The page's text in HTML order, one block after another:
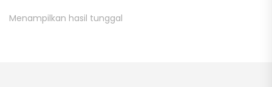
Menampilkan hasil tunggal